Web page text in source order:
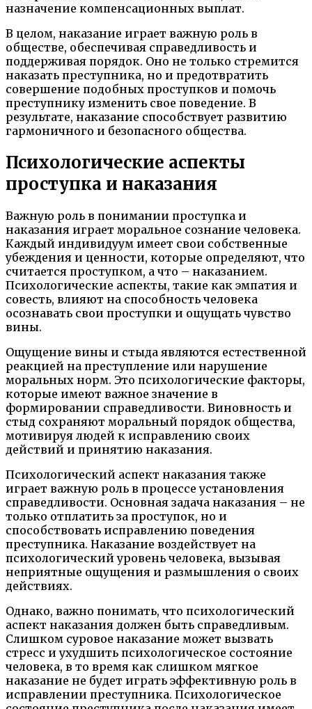
назначение компенсационных выплат.
В целом, наказание играет важную роль в
обществе, обеспечивая справедливость и
поддерживая порядок. Оно не только стремится
наказать преступника, но и предотвратить
совершение подобных проступков и помочь
преступнику изменить свое поведение. В
результате, наказание способствует развитию
гармоничного и безопасного общества.
Психологические аспекты
проступка и наказания
Важную роль в понимании проступка и
наказания играет моральное сознание человека.
Каждый индивидуум имеет свои собственные
убеждения и ценности, которые определяют, что
считается проступком, а что – наказанием.
Психологические аспекты, такие как эмпатия и
совесть, влияют на способность человека
осознавать свои проступки и ощущать чувство
вины.
Ощущение вины и стыда являются естественной
реакцией на преступление или нарушение
моральных норм. Это психологические факторы,
которые имеют важное значение в
формировании справедливости. Виновность и
стыд сохраняют моральный порядок общества,
мотивируя людей к исправлению своих
действий и принятию наказания.
Психологический аспект наказания также
играет важную роль в процессе установления
справедливости. Основная задача наказания – не
только отплатить за проступок, но и
способствовать исправлению поведения
преступника. Наказание воздействует на
психологический уровень человека, вызывая
неприятные ощущения и размышления о своих
действиях.
Однако, важно понимать, что психологический
аспект наказания должен быть справедливым.
Слишком суровое наказание может вызвать
стресс и ухудшить психологическое состояние
человека, в то время как слишком мягкое
наказание не будет играть эффективную роль в
исправлении преступника. Психологическое